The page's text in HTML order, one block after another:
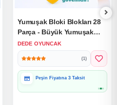
Yumuşak Bloki Blokları 28
Parça - Büyük Yumuşak
Bloklar - Büyük Soft Lego
Oyuncakları
DEDE OYUNCAK
(1)
Hediye Paketine Uygun